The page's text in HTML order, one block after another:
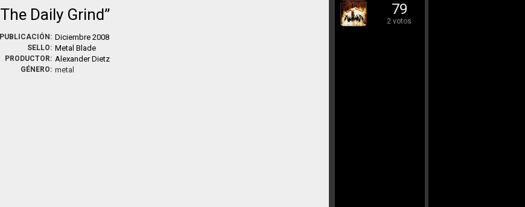
The Daily Grind
PUBLICACIÓN: Diciembre 2008
SELLO: Metal Blade
PRODUCTOR: Alexander Dietz
GÉNERO: metal
79
2 votos